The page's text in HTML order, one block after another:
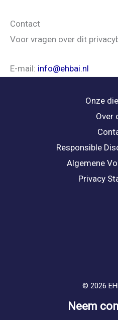
Contact
Voor vragen over dit
E-mail: info@ehbai.nl
Onze
Over
Responsible
Algemene
Privacy
© 2026
Neem